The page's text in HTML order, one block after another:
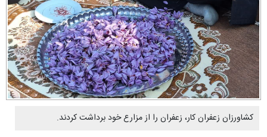
کشاورزان زعفران کار، زعفران را از مزارع خود برداشت کردند.